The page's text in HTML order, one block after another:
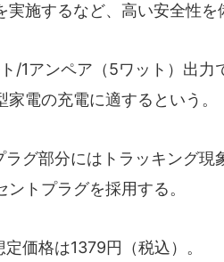
実施するなど、高い安全性を
/1アンペア（5ワット）出力
家電の充電に適するという。
グ部分にはトラッキング現
ントプラグを採用する。
価格は1379円（税込）。